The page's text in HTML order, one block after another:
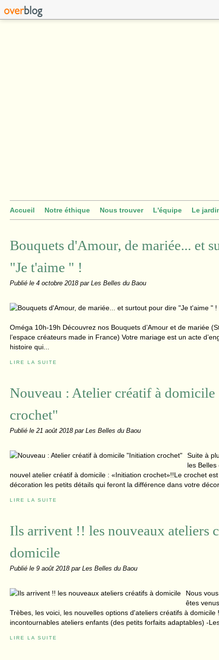
Accueil Notre éthique Nous trouver L'équipe Le
Bouquets d'Amour, de mariée... et
"Je t'aime " !
Publié le 4 octobre 2018 par Les Belles du Baou
Oméga 10h-19h Découvrez nos Bouquets d’Amour et de mariée
l’espace créateurs made in France) Votre mariage est un acte
histoire qui...
LIRE LA SUITE
Nouveau : Atelier créatif à
crochet"
Publié le 21 août 2018 par Les Belles du Baou
Suite à
les
nouvel atelier créatif à domicile : «Initiation crochet»!!Le crochet
décoration les petits détails qui feront la différence dans votre
LIRE LA SUITE
Ils arrivent !! les nouveaux ateliers
domicile
Publié le 9 août 2018 par Les Belles du Baou
Nous
êtes
Trèbes, les voici, les nouvelles options d'ateliers créatifs à
incontournables ateliers enfants (des petits forfaits adaptables) -
LIRE LA SUITE